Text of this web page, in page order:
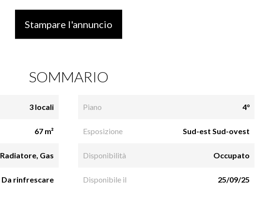
Stampare l'annuncio
SOMMARIO
3 locali
67 m²
Radiatore, Gas
Da rinfrescare
Piano 4°
Esposizione Sud-est Sud-ovest
Disponibilità Occupato
Disponibile il 25/09/25